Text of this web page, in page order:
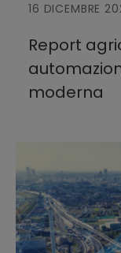
16 DICEMBRE
Report
moderna